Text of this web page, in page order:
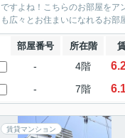
ですよね！こちらのお部屋をア
も広々とお住まいになれるお部
部屋番号 所在階
- 4階
- 7階
賃貸マンション